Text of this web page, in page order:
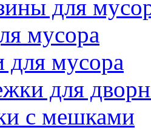
для
мусора
для мусора
для
с мешками